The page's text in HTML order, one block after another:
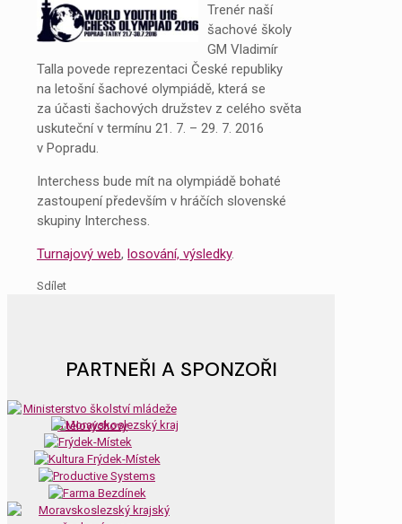
Trenér naší
šachové školy
GM Vladimír
Talla povede reprezentaci České republiky
na letošní šachové olympiádě, která se
za účasti šachových družstev z celého světa
uskuteční v termínu 21. 7. – 29. 7. 2016
v Popradu.
Interchess bude mít na olympiádě bohaté
zastoupení především v hráčích slovenské
skupiny Interchess.
Turnajový web, losování, výsledky.
Sdílet
PARTNEŘI A SPONZOŘI